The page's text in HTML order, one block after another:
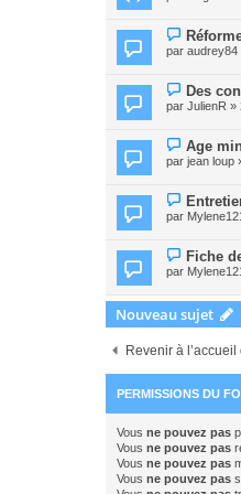
par audrey84
Des
par JulienR »
Age
par jean loup
par
Fiche
par
Nouveau sujet
Revenir à
PERMISSIONS DU
Vous ne pouvez pas
Vous ne pouvez pas
Vous ne pouvez pas
Vous ne pouvez pas